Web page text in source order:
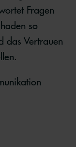
Fragen
so
das Vertrauen